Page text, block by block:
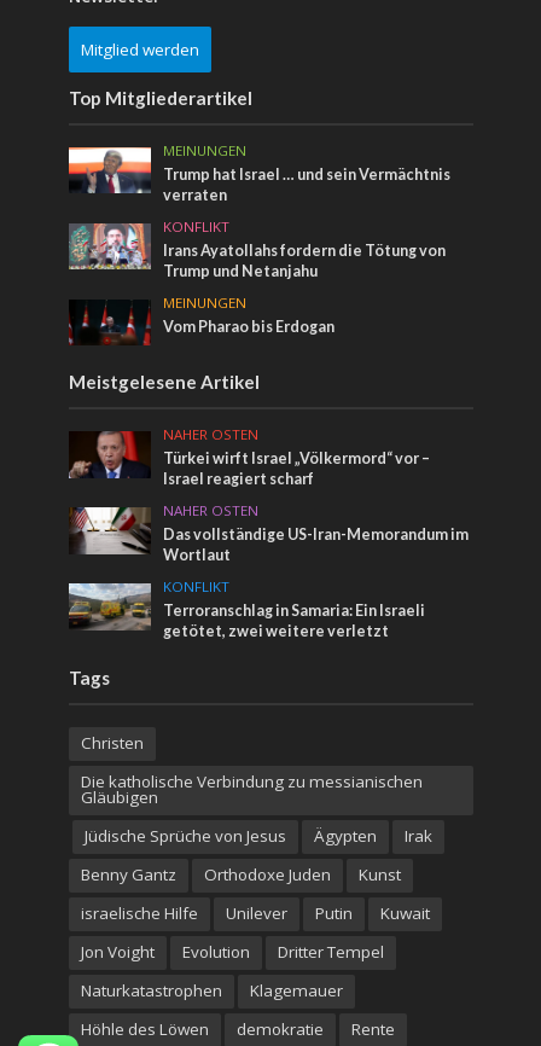
Mitglied werden
Top Mitgliederartikel
MEINUNGEN
Trump hat Israel … und sein Vermächtnis
verraten
KONFLIKT
Irans Ayatollahs fordern die Tötung von
Trump und Netanjahu
MEINUNGEN
Vom Pharao bis Erdogan
Meistgelesene Artikel
NAHER OSTEN
Türkei wirft Israel „Völkermord“ vor –
Israel reagiert scharf
NAHER OSTEN
Das vollständige US-Iran-Memorandum im
Wortlaut
KONFLIKT
Terroranschlag in Samaria: Ein Israeli
getötet, zwei weitere verletzt
Tags
Christen
Die katholische Verbindung zu messianischen
Gläubigen
Jüdische Sprüche von Jesus
Ägypten
Irak
Benny Gantz
Orthodoxe Juden
Kunst
israelische Hilfe
Unilever Putin
Kuwait
Jon Voight
Evolution
Dritter Tempel
Naturkatastrophen
Klagemauer
Höhle des Löwen
demokratie Rente